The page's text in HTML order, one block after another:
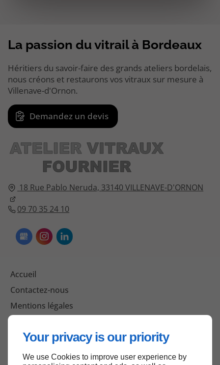
Your privacy is our priority
We use Cookies to improve user experience by
18 Rue Pablo Neruda, 33140 VILLENAVE-D'ORNON
09 70 35 24 10
Accueil
Contactez-nous
Mentions légales
La passion du vitrail à Bordeaux
Héritiers du savoir-faire des grands ateliers bordelais,
nous créons et restaurons vos vitraux sur mesure à
Villenave-d'Ornon.
Demandez un devis